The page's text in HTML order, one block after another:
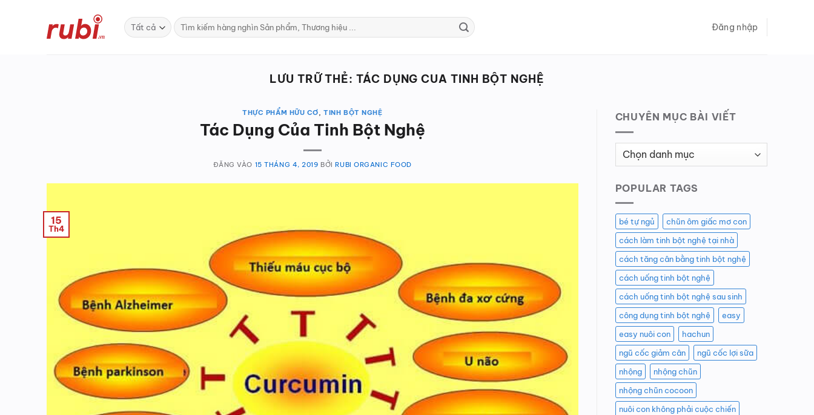
Tìm
kiếm:
Đăng nhập
LƯU TRỮ THẺ:TÁC DỤNG CUA TINH BỘT NGHỆ
THỰC PHẨM HỮU CƠ,TINH BỘT NGHỆ
Tác Dụng Của Tinh Bột Nghệ
ĐĂNG VÀO 15 THÁNG 4, 2019 BỞIRUBI ORGANIC FOOD
15
Th4
CHUYÊN MỤC BÀI VIẾT
Chuyên
Viết
POPULAR TAGS
bé tự ngủ
chũn ôm giấc mơ con
cách làm tinh bột nghệ tại nhà
cách tăng cân bằng tinh bột nghệ
cách uống tinh bột nghệ
cách uống tinh bột nghệ sau sinh
công dụng tinh bột nghệ
easy
easy nuôi con
hachun
ngũ cốc giảm cân
ngũ cốc lợi sữa
nhộng
nhộng chũn
nhộng chũn cocoon
nuôi con không phải cuộc chiến